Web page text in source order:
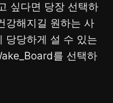
싶다면 당장 선택하
강해지길 원하는 사
당당하게 설 수 있는
를 선택하